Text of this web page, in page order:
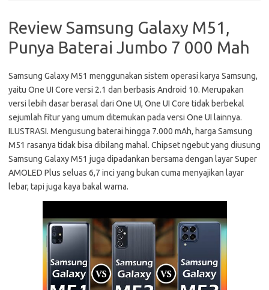
Review Samsung Galaxy M51,
Punya Baterai Jumbo 7 000 Mah
Samsung Galaxy M51 menggunakan sistem operasi karya Samsung,
yaitu One UI Core versi 2.1 dan berbasis Android 10. Merupakan
versi lebih dasar berasal dari One UI, One UI Core tidak berbekal
sejumlah fitur yang umum ditemukan pada versi One UI lainnya.
ILUSTRASI. Mengusung baterai hingga 7.000 mAh, harga Samsung
M51 rasanya tidak bisa dibilang mahal. Chipset ngebut yang diusung
Samsung Galaxy M51 juga dipadankan bersama dengan layar Super
AMOLED Plus seluas 6,7 inci yang bukan cuma menyajikan layar
lebar, tapi juga kaya bakal warna.